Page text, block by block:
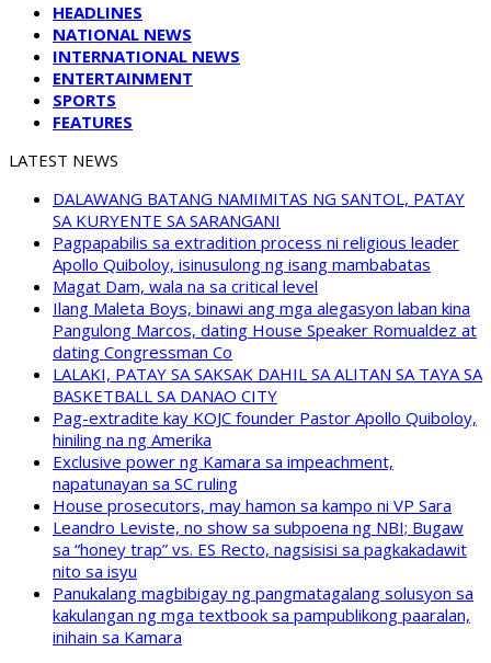
HEADLINES
NATIONAL NEWS
INTERNATIONAL NEWS
ENTERTAINMENT
SPORTS
FEATURES
LATEST NEWS
DALAWANG BATANG NAMIMITAS NG SANTOL, PATAY
SA KURYENTE SA SARANGANI
Pagpapabilis sa extradition process ni religious leader
Apollo Quiboloy, isinusulong ng isang mambabatas
Magat Dam, wala na sa critical level
Ilang Maleta Boys, binawi ang mga alegasyon laban kina
Pangulong Marcos, dating House Speaker Romualdez at
dating Congressman Co
LALAKI, PATAY SA SAKSAK DAHIL SA ALITAN SA TAYA SA
BASKETBALL SA DANAO CITY
Pag-extradite kay KOJC founder Pastor Apollo Quiboloy,
hiniling na ng Amerika
Exclusive power ng Kamara sa impeachment,
napatunayan sa SC ruling
House prosecutors, may hamon sa kampo ni VP Sara
Leandro Leviste, no show sa subpoena ng NBI; Bugaw
sa “honey trap” vs. ES Recto, nagsisisi sa pagkakadawit
nito sa isyu
Panukalang magbibigay ng pangmatagalang solusyon sa
kakulangan ng mga textbook sa pampublikong paaralan,
inihain sa Kamara